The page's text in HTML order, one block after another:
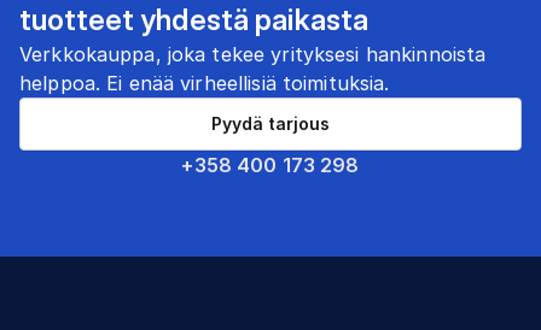
tuotteet yhdestä paikasta
Verkkokauppa, joka tekee yrityksesi hankinnoista
helppoa. Ei enää virheellisiä toimituksia.
+358 400 173 298
Pyydä tarjous